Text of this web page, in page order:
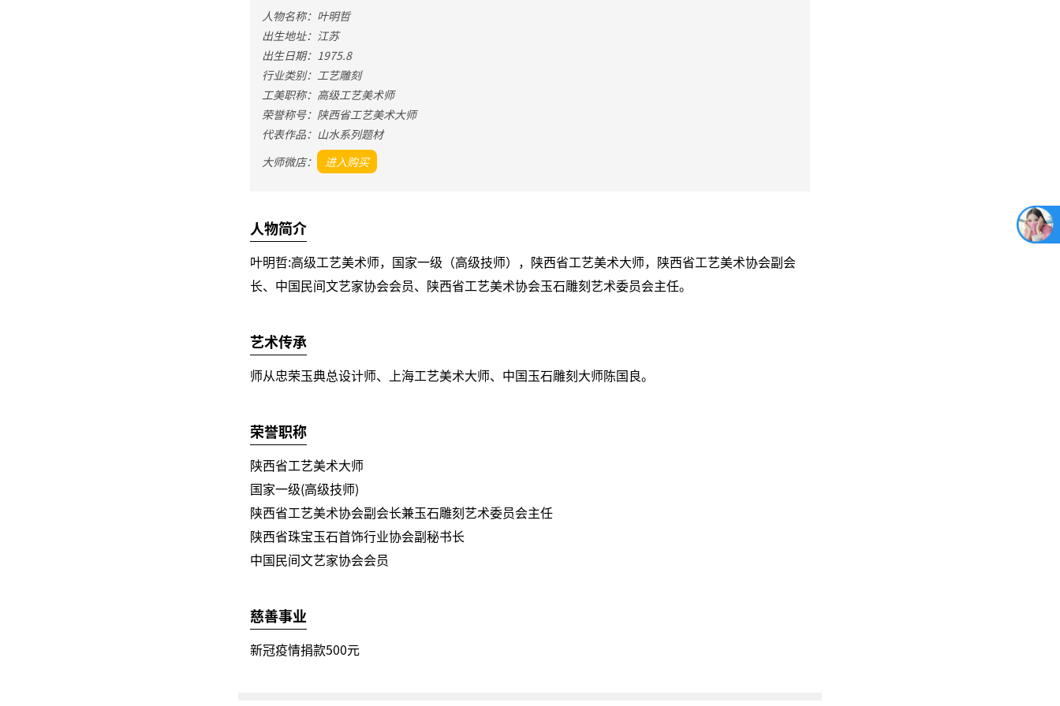
人物名称：叶明哲
出生地址：江苏
出生日期：1975.8
行业类别：工艺雕刻
工美职称：高级工艺美术师
荣誉称号：陕西省工艺美术大师
代表作品：山水系列题材
大师微店：
进入购买
人物简介
叶明哲:高级工艺美术师，国家一级（高级技师）， 陕西省工艺美术大师，陕西省工艺美术协会副会
长、中国民间文艺家协会会员、陕西省工艺美术协会玉石雕刻艺术委员会主任。
艺术传承
师从忠荣玉典总设计师、上海工艺美术大师、中国玉石雕刻大师陈国良。
荣誉职称
陕西省工艺美术大师
国家一级(高级技师)
陕西省工艺美术协会副会长兼玉石雕刻艺术委员会主任
陕西省珠宝玉石首饰行业协会副秘书长
中国民间文艺家协会会员
慈善事业
新冠疫情捐款500元